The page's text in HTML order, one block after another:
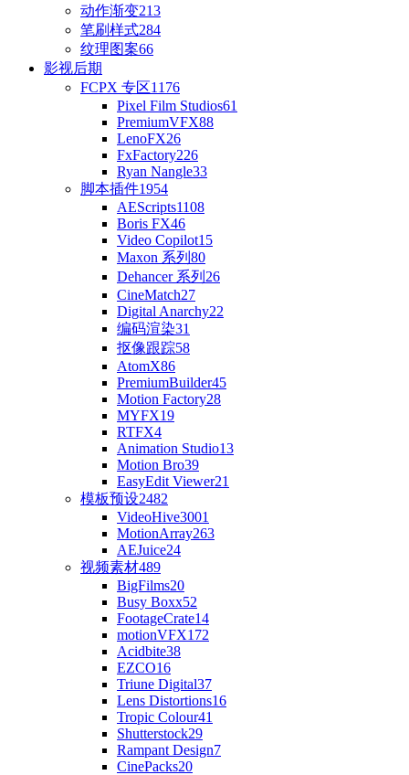
动作渐变213
笔刷样式284
纹理图案66
影视后期
FCPX 专区1176
Pixel Film Studios61
PremiumVFX88
LenoFX26
FxFactory226
Ryan Nangle33
脚本插件1954
AEScripts1108
Boris FX46
Video Copilot15
Maxon 系列 80
Dehancer 系列 26
CineMatch27
Digital Anarchy22
编码渲染31
抠像跟踪58
AtomX86
PremiumBuilder45
Motion Factory28
MYFX19
RTFX4
Animation Studio13
Motion Bro39
EasyEdit Viewer21
模板预设2482
VideoHive3001
MotionArray263
AEJuice24
视频素材489
BigFilms20
Busy Boxx52
FootageCrate14
motionVFX172
Acidbite38
EZCO16
Triune Digital37
Lens Distortions16
Tropic Colour41
Shutterstock29
Rampant Design7
CinePacks20